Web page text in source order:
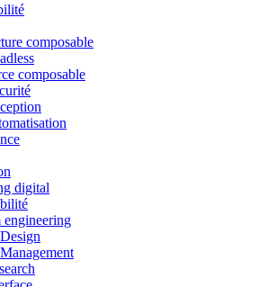
composable
composable
digital
engineering